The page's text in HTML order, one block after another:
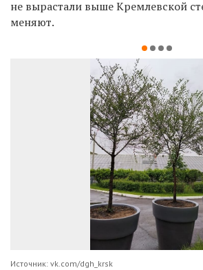
не вырастали выше Кремлевской
меняют.
Источник: vk.com/dgh_krsk